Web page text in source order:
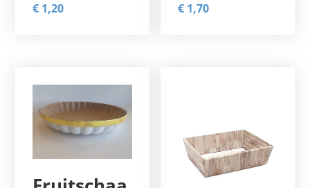
€ 1,20 € 1,70